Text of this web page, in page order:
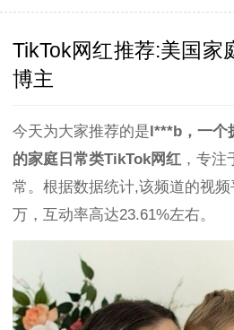
TikTok网红推荐:美国家
博主
今天为大家推荐的是l***b，一个
的家庭日常类TikTok网红 ，专
常。根据数据统计,该频道的视
万，互动率高达23.61%左右。